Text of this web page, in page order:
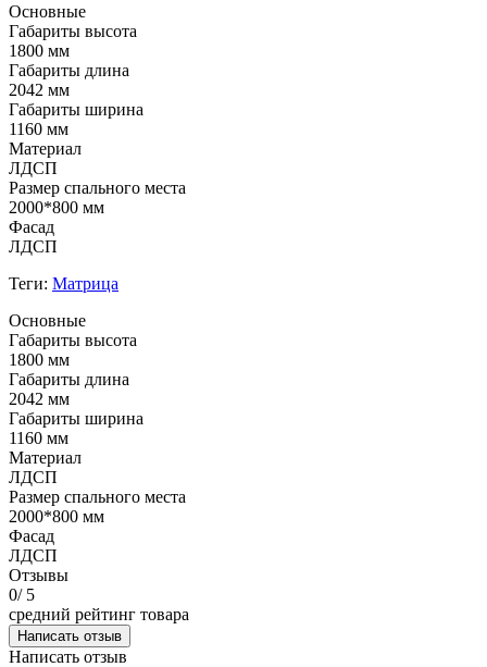
Основные
Габариты высота
1800 мм
Габариты длина
2042 мм
Габариты ширина
1160 мм
Материал
ЛДСП
Размер спального места
2000*800 мм
Фасад
ЛДСП
Теги: Матрица
Основные
Габариты высота
1800 мм
Габариты длина
2042 мм
Габариты ширина
1160 мм
Материал
ЛДСП
Размер спального места
2000*800 мм
Фасад
ЛДСП
Отзывы
0/ 5
средний рейтинг товара
Написать отзыв
Написать отзыв